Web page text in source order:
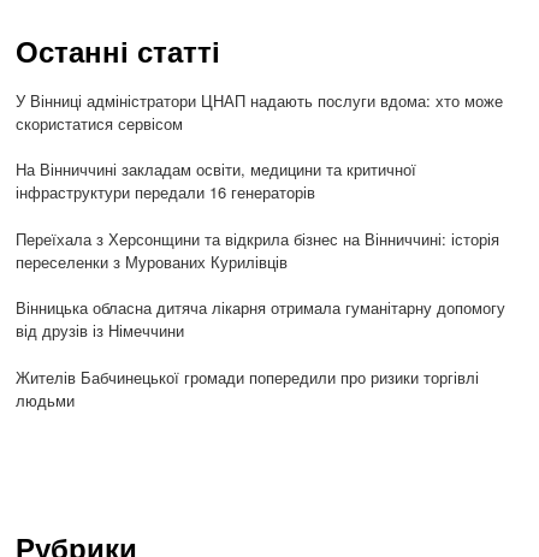
Останні статті
У Вінниці адміністратори ЦНАП надають послуги вдома: хто може
скористатися сервісом
На Вінниччині закладам освіти, медицини та критичної
інфраструктури передали 16 генераторів
Переїхала з Херсонщини та відкрила бізнес на Вінниччині: історія
переселенки з Мурованих Курилівців
Вінницька обласна дитяча лікарня отримала гуманітарну допомогу
від друзів із Німеччини
Жителів Бабчинецької громади попередили про ризики торгівлі
людьми
Рубрики